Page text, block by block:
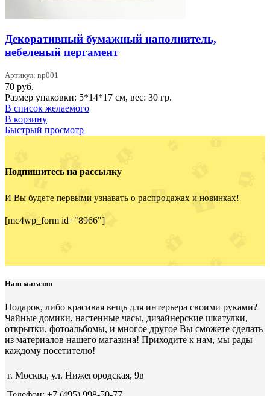
Декоративный бумажный наполнитель,
небеленый пергамент
Артикул: np001
70 руб.
Размер упаковки: 5*14*17 см, вес: 30 гр.
В список желаемого
В корзину
Быстрый просмотр
Подпишитесь на рассылку
И Вы будете первыми узнавать о распродажах и новинках!
[mc4wp_form id="8966"]
Наш магазин
Подарок, либо красивая вещь для интерьера своими руками?
Чайные домики, настенные часы, дизайнерские шкатулки,
открытки, фотоальбомы, и многое другое Вы сможете сделать
из материалов нашего магазина! Приходите к нам, мы рады
каждому посетителю!
г. Москва, ул. Нижегородская, 9в